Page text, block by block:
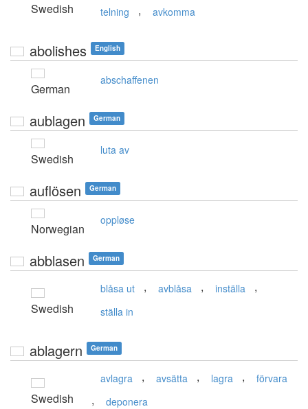
Swedish telning , avkomma
abolishes English
German
abschaffenen
aublagen German
Swedish
luta av
auflösen German
Norwegian
oppløse
abblasen German
Swedish
blåsa ut , avblåsa , inställa ,
ställa in
ablagern German
Swedish
avlagra , avsätta , lagra , förvara
, deponera